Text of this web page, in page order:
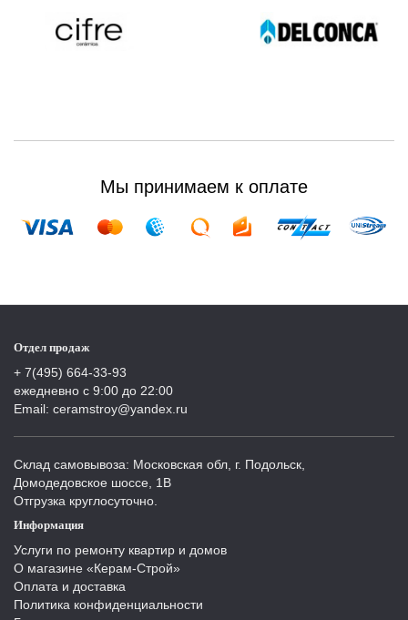
Мы принимаем к оплате
Отдел продаж
+ 7(495) 664-33-93
ежедневно с 9:00 до 22:00
Email: ceramstroy@yandex.ru
Склад самовывоза: Московская обл, г. Подольск,
Домодедовское шоссе, 1В
Отгрузка круглосуточно.
Информация
Услуги по ремонту квартир и домов
О магазине «Керам-Строй»
Оплата и доставка
Политика конфиденциальности